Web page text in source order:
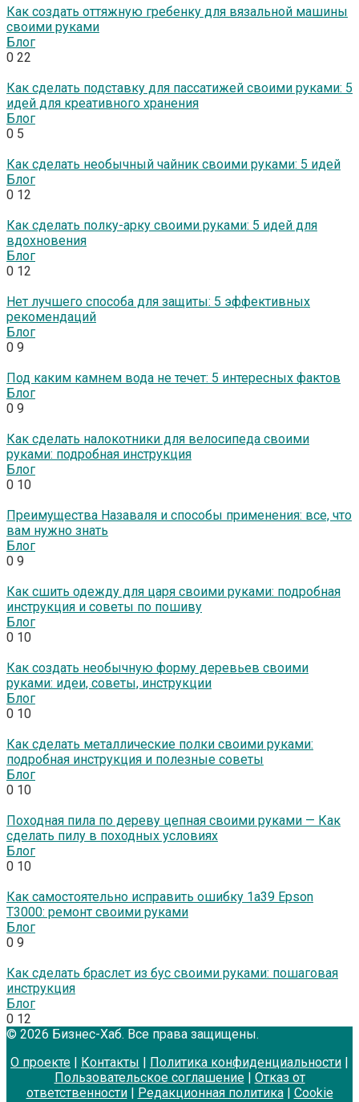
Как создать оттяжную гребенку для вязальной машины
своими руками
Блог
0 22
Как сделать подставку для пассатижей своими руками: 5
идей для креативного хранения
Блог
0 5
Как сделать необычный чайник своими руками: 5 идей
Блог
0 12
Как сделать полку-арку своими руками: 5 идей для
вдохновения
Блог
0 12
Нет лучшего способа для защиты: 5 эффективных
рекомендаций
Блог
0 9
Под каким камнем вода не течет: 5 интересных фактов
Блог
0 9
Как сделать налокотники для велосипеда своими
руками: подробная инструкция
Блог
0 10
Преимущества Назаваля и способы применения: все, что
вам нужно знать
Блог
0 9
Как сшить одежду для царя своими руками: подробная
инструкция и советы по пошиву
Блог
0 10
Как создать необычную форму деревьев своими
руками: идеи, советы, инструкции
Блог
0 10
Как сделать металлические полки своими руками:
подробная инструкция и полезные советы
Блог
0 10
Походная пила по дереву цепная своими руками — Как
сделать пилу в походных условиях
Блог
0 10
Как самостоятельно исправить ошибку 1а39 Epson
T3000: ремонт своими руками
Блог
0 9
Как сделать браслет из бус своими руками: пошаговая
инструкция
Блог
0 12
© 2026 Бизнес-Хаб. Все права защищены.
О проекте | Контакты | Политика конфиденциальности |
Пользовательское соглашение| Отказ от
ответственности| Редакционная политика| Cookie